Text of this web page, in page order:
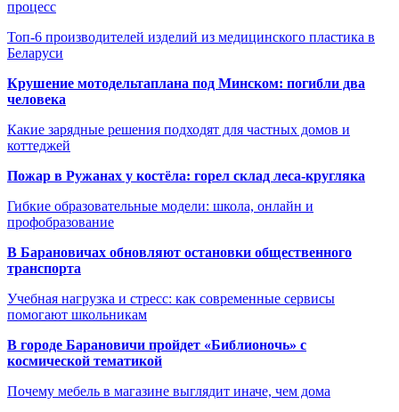
процесс
Топ-6 производителей изделий из медицинского пластика в
Беларуси
Крушение мотодельтаплана под Минском: погибли два
человека
Какие зарядные решения подходят для частных домов и
коттеджей
Пожар в Ружанах у костёла: горел склад леса-кругляка
Гибкие образовательные модели: школа, онлайн и
профобразование
В Барановичах обновляют остановки общественного
транспорта
Учебная нагрузка и стресс: как современные сервисы
помогают школьникам
В городе Барановичи пройдет «Библионочь» с
космической тематикой
Почему мебель в магазине выглядит иначе, чем дома